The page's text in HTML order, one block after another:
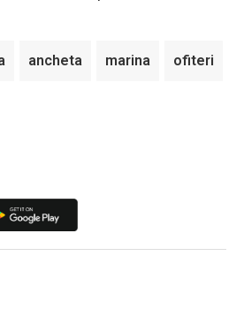
ancheta marina ofiteri